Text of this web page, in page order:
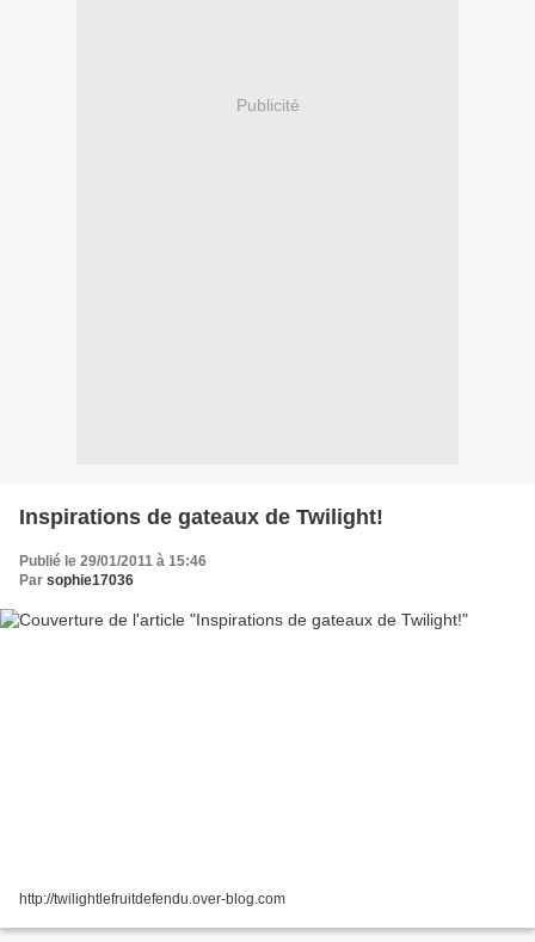
Publicité
Inspirations de gateaux de Twilight!
Publié le 29/01/2011 à 15:46
Par sophie17036
http://twilightlefruitdefendu.over-blog.com